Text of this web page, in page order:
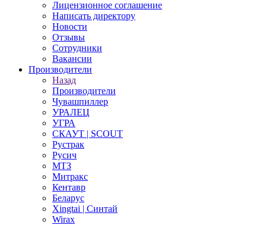
Лицензионное соглашение
Написать директору
Новости
Отзывы
Сотрудники
Вакансии
Производители
Назад
Производители
Чувашпиллер
УРАЛЕЦ
УГРА
СКАУТ | SCOUT
Рустрак
Русич
МТЗ
Митракс
Кентавр
Беларус
Xingtai | Синтай
Wirax